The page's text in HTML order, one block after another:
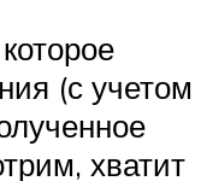
(с учетом
хватит